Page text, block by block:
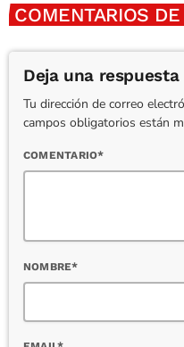
COMENTARIOS
Deja una respuesta
Tu dirección de correo
campos obligatorios están
COMENTARIO*
NOMBRE*